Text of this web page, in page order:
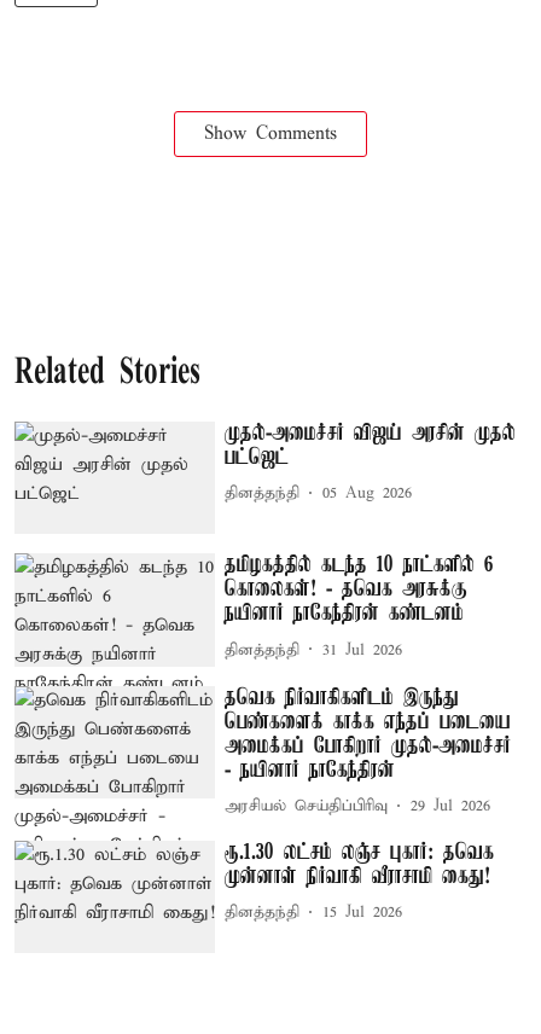
Show Comments
Related Stories
முதல்-அமைச்சர் விஜய் அரசின் முதல்
பட்ஜெட்
தினத்தந்தி 05 Aug 2026
தமிழகத்தில் கடந்த 10 நாட்களில் 6
கொலைகள்! - தவெக அரசுக்கு
நயினார் நாகேந்திரன் கண்டனம்
தினத்தந்தி 31 Jul 2026
தவெக நிர்வாகிகளிடம் இருந்து
பெண்களைக் காக்க எந்தப் படையை
அமைக்கப் போகிறார் முதல்-அமைச்சர்
- நயினார் நாகேந்திரன்
அரசியல் செய்திப்பிரிவு 29 Jul 2026
ரூ.1.30 லட்சம் லஞ்ச புகார்: தவெக
முன்னாள் நிர்வாகி வீராசாமி கைது!
தினத்தந்தி 15 Jul 2026